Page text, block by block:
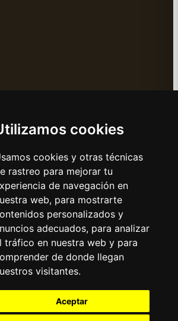
cookies
cookies y otras técnicas
rastreo para mejorar tu
de navegación en
web, para mostrarte
personalizados y
adecuados, para analizar
tráfico en nuestra web y para
de donde llegan
visitantes.
Aceptar